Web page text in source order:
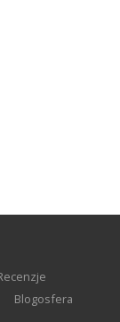
recenzje
blogosfera